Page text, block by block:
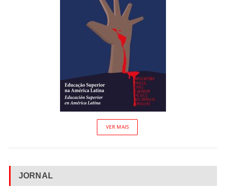
VER MAIS
JORNAL